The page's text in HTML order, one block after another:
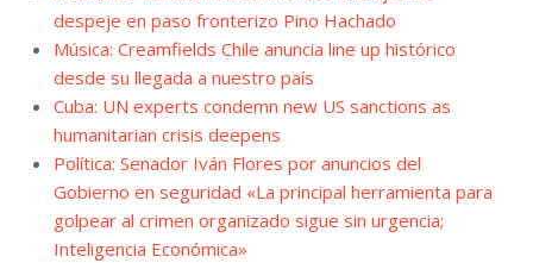
despeje en paso fronterizo Pino Hachado
Música: Creamfields Chile anuncia line up histórico
desde su llegada a nuestro país
Cuba: UN experts condemn new US sanctions as
humanitarian crisis deepens
Política: Senador Iván Flores por anuncios del
Gobierno en seguridad «La principal herramienta para
golpear al crimen organizado sigue sin urgencia;
Inteligencia Económica»